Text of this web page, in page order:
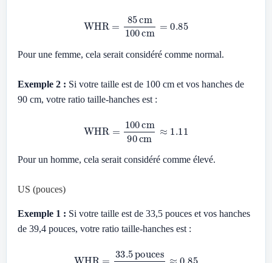
cm100
Pour une femme, cela serait considéré comme normal.
Exemple 2 : Si votre taille est de 100 cm et vos hanches de
90 cm, votre ratio taille-hanches est :
100cm 90cm
Pour un homme, cela serait considéré comme élevé.
US (pouces)
Exemple 1 : Si votre taille est de 33,5 pouces et vos hanches
de 39,4 pouces, votre ratio taille-hanches est :
pouces39.4pouces